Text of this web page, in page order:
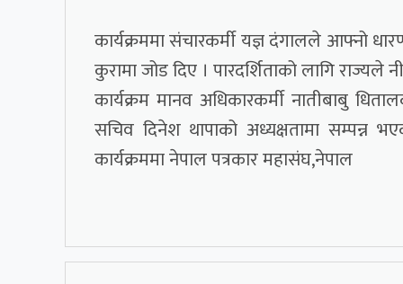
कार्यक्रममा संचारकर्मी यज्ञ दंगालले आफ्नो
कुरामा जोड दिए । पारदर्शिताको लागि राज्यले
कार्यक्रम मानव अधिकारकर्मी नातीबाबु
सचिव दिनेश थापाको अध्यक्षतामा सम्पन्न
कार्यक्रममा नेपाल पत्रकार महासंघ,नेपाल